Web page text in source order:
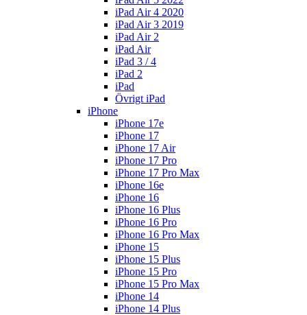
iPad Air 4 2020
iPad Air 3 2019
iPad Air 2
iPad Air
iPad 3 / 4
iPad 2
iPad
Övrigt iPad
iPhone
iPhone 17e
iPhone 17
iPhone 17 Air
iPhone 17 Pro
iPhone 17 Pro Max
iPhone 16e
iPhone 16
iPhone 16 Plus
iPhone 16 Pro
iPhone 16 Pro Max
iPhone 15
iPhone 15 Plus
iPhone 15 Pro
iPhone 15 Pro Max
iPhone 14
iPhone 14 Plus